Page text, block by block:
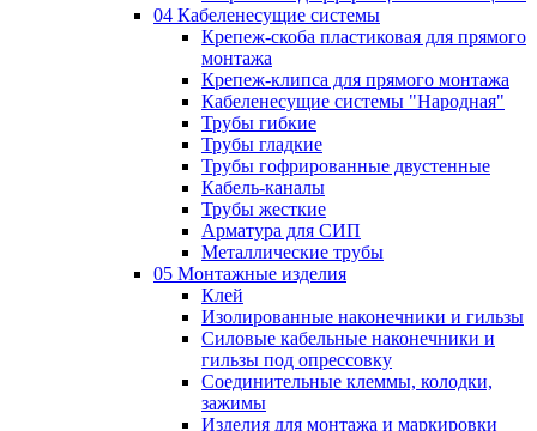
04 Кабеленесущие системы
Крепеж-скоба пластиковая для прямого
монтажа
Крепеж-клипса для прямого монтажа
Кабеленесущие системы "Народная"
Трубы гибкие
Трубы гладкие
Трубы гофрированные двустенные
Кабель-каналы
Трубы жесткие
Арматура для СИП
Металлические трубы
05 Монтажные изделия
Клей
Изолированные наконечники и гильзы
Силовые кабельные наконечники и
гильзы под опрессовку
Соединительные клеммы, колодки,
зажимы
Изделия для монтажа и маркировки